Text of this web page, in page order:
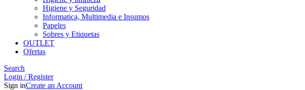
Higiene y Seguridad
Informatica, Multimedia e Insumos
Papeles
Sobres y Etiquetas
OUTLET
Ofertas
Search
Login / Register
Sign inCreate an Account